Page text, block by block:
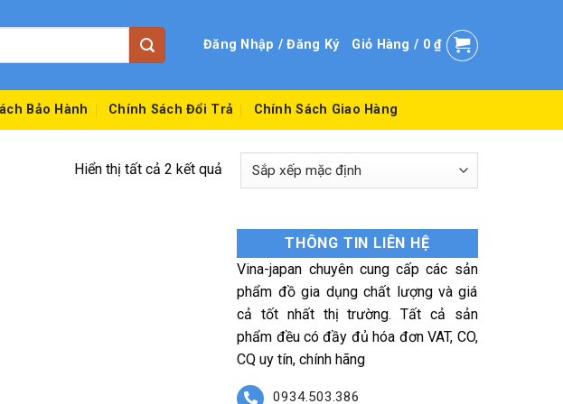
Đăng Nhập / Đăng Ký Giỏ Hàng / 0₫
Bảo Hành Chính Sách Đổi Trả Chính Sách Giao Hàng
Hiển thị tất cả 2 kết quả
THÔNG TIN LIÊN HỆ
Vina-japan chuyên cung cấp các sản
phẩm đồ gia dụng chất lượng và giá
cả tốt nhất thị trường. Tất cả sản
phẩm đều có đầy đủ hóa đơn VAT, CO,
CQ uy tín, chính hãng
0934.503.386